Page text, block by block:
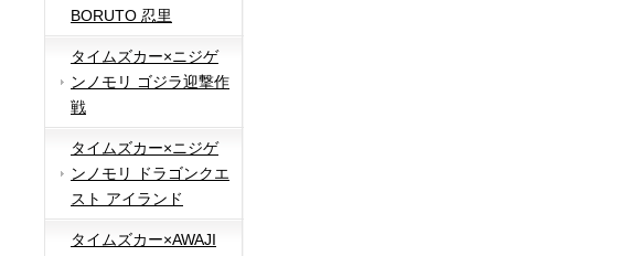
BORUTO 忍里
タイムズカー×ニジゲ
ンノモリ ゴジラ迎撃作
戦
タイムズカー×ニジゲ
ンノモリ ドラゴンクエ
スト アイランド
タイムズカー×AWAJI